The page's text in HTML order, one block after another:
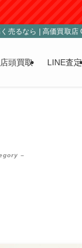
売るなら | 高価買取店
店頭買取 LINE査定
–